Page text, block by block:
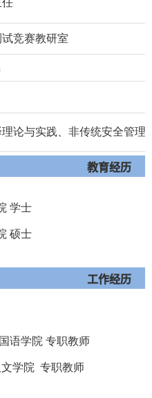
任
竞赛教研室
论与实践、非传统安全管理
教育经历
学士
硕士
工作经历
语学院 专职教师
文学院 专职教师